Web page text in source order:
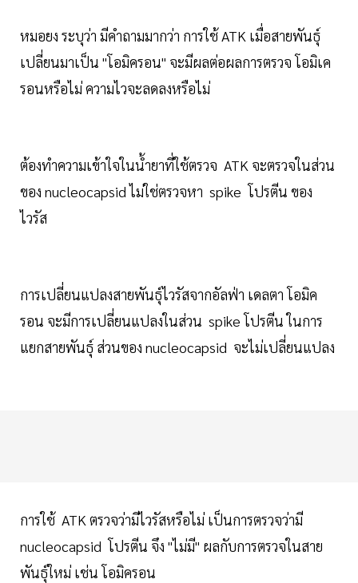
หมอยง ระบุว่า มีคำถามมากว่า การใช้ ATK เมื่อสายพันธุ์
เปลี่ยนมาเป็น "โอมิครอน" จะมีผลต่อผลการตรวจ โอมิเค
รอนหรือไม่ ความไวจะลดลงหรือไม่
ต้องทำความเข้าใจในน้ำยาที่ใช้ตรวจ ATK จะตรวจในส่วน
ของ nucleocapsid ไม่ใช่ตรวจหา spike โปรตีน ของ
ไวรัส
การเปลี่ยนแปลงสายพันธุ์ไวรัสจากอัลฟ่า เดลตา โอมิค
รอน จะมีการเปลี่ยนแปลงในส่วน spike โปรตีน ในการ
แยกสายพันธุ์ ส่วนของ nucleocapsid จะไม่เปลี่ยนแปลง
การใช้ ATK ตรวจว่ามีไวรัสหรือไม่ เป็นการตรวจว่ามี
nucleocapsid โปรตีน จึง "ไม่มี" ผลกับการตรวจในสาย
พันธุ์ใหม่ เช่น โอมิครอน